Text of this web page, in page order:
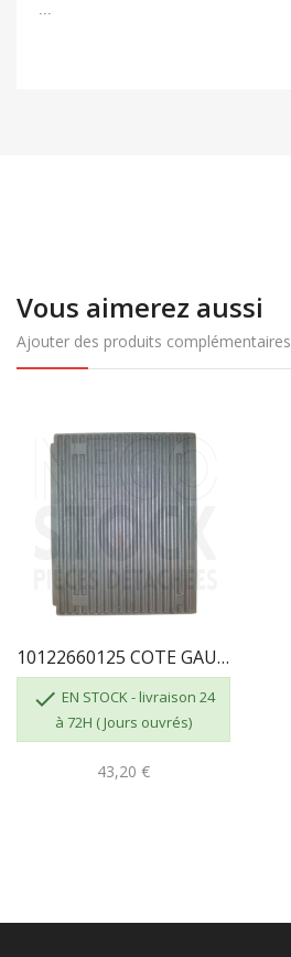
...
Vous aimerez aussi
Ajouter des produits complémentaires
10122660125 COTE GAUCHE FOYER 373129
 EN STOCK - livraison 24
à 72H ( Jours ouvrés)
43,20 €